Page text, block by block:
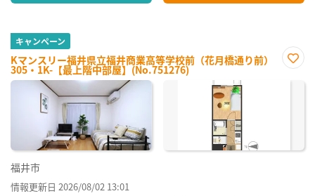
キャンペーン
Kマンスリー福井県立福井商業高等学校前（花月橋通り前）
305・1K-【最上階中部屋】(No.751276)
に入
福井市
情報更新日 2026/08/02 13:01